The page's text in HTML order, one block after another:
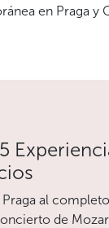
en Praga y
Praga al completo
de